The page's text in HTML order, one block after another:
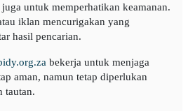
untuk memperhatikan keamanan.
iklan mencurigakan yang
hasil pencarian.
bekerja untuk menjaga
aman, namun tetap diperlukan
tautan.